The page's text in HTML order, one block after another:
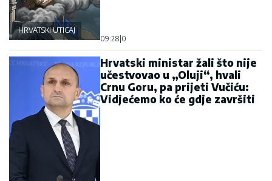
HRVATSKI UTICAJ
09:28 0
Hrvatski ministar žali što nije
učestvovao u „Oluji“, hvali
Crnu Goru, pa prijeti Vučiću:
Vidjećemo ko će gdje završiti